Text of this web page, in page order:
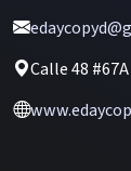
Calle 48